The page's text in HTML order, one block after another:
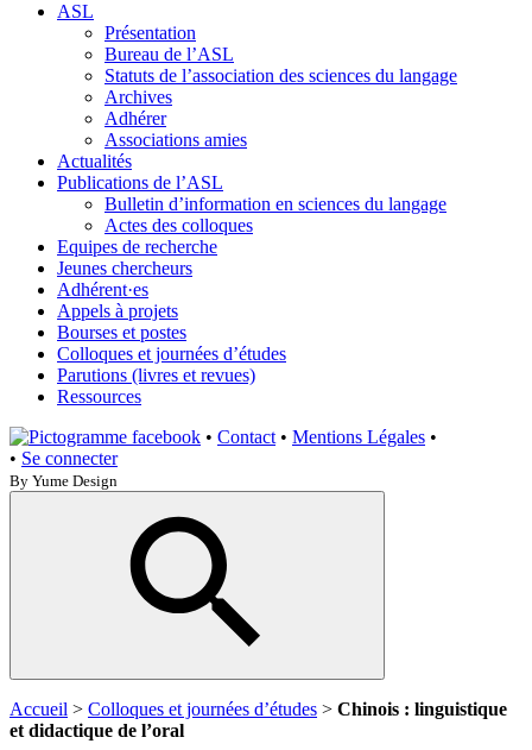
ASL
Présentation
Bureau de l’ASL
Statuts de l’association des sciences du langage
Archives
Adhérer
Associations amies
Actualités
Publications de l’ASL
Bulletin d’information en sciences du langage
Actes des colloques
Equipes de recherche
Jeunes chercheurs
Adhérent·es
Appels à projets
Bourses et postes
Colloques et journées d’études
Parutions (livres et revues)
Ressources
• Contact • Mentions Légales •
• Se connecter
By Yume Design
Accueil > Colloques et journées d’études > Chinois : linguistique
et didactique de l’oral